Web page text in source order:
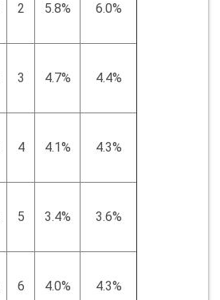
2 5.8% 6.0%
3 4.7% 4.4%
4 4.1% 4.3%
5 3.4% 3.6%
6 4.0% 4.3%